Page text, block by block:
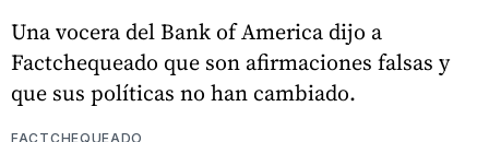
Una vocera del Bank of America dijo a
Factchequeado que son afirmaciones falsas y
que sus políticas no han cambiado.
FACTCHEQUEADO